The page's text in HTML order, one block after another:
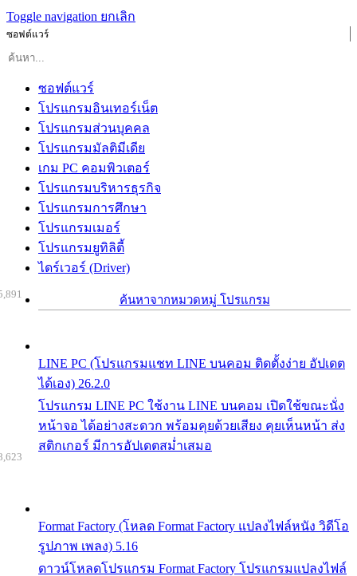
Toggle navigation ยกเลิก
ซอฟต์แวร์
ซอฟต์แวร์
โปรแกรมอินเทอร์เน็ต
โปรแกรมส่วนบุคคล
โปรแกรมมัลติมีเดีย
เกม PC คอมพิวเตอร์
โปรแกรมบริหารธุรกิจ
โปรแกรมการศึกษา
โปรแกรมเมอร์
โปรแกรมยูทิลิตี้
ไดร์เวอร์ (Driver)
ค้นหาจากหมวดหมู่ โปรแกรม
LINE PC (โปรแกรมแชท LINE บนคอม ติดตั้งง่าย อัปเดต
ได้เอง) 26.2.0
โปรแกรม LINE PC ใช้งาน LINE บนคอม เปิดใช้ขณะนั่ง
หน้าจอ ได้อย่างสะดวก พร้อมคุยด้วยเสียง คุยเห็นหน้า ส่ง
สติกเกอร์ มีการอัปเดตสม่ำเสมอ
Format Factory (โหลด Format Factory แปลงไฟล์หนัง วิดีโอ
รูปภาพ เพลง) 5.16
ดาวน์โหลดโปรแกรม Format Factory โปรแกรมแปลงไฟล์